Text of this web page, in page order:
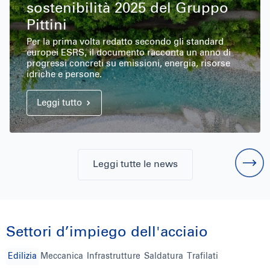
sostenibilità 2025 del Gruppo
Pittini
Per la prima volta redatto secondo gli standard
europei ESRS, il documento racconta un anno di
progressi concreti su emissioni, energia, risorse
idriche e persone.
Leggi tutto
Leggi tutte le news
Settori d’impiego dell'acciaio
Edilizia Meccanica Infrastrutture Saldatura Trafilati